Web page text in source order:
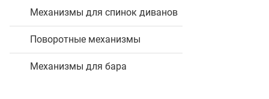
Механизмы для спинок диванов
Поворотные механизмы
Механизмы для бара